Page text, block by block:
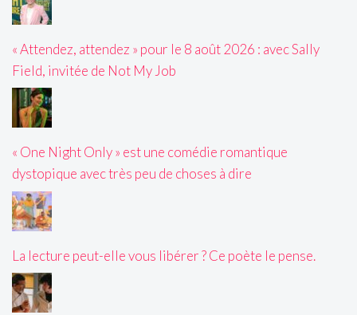
« Attendez, attendez » pour le 8 août 2026 : avec Sally
Field, invitée de Not My Job
« One Night Only » est une comédie romantique
dystopique avec très peu de choses à dire
La lecture peut-elle vous libérer ? Ce poète le pense.